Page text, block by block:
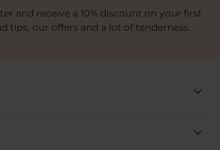
and receive a 10% discount on your first
tips, our offers and a lot of tenderness.